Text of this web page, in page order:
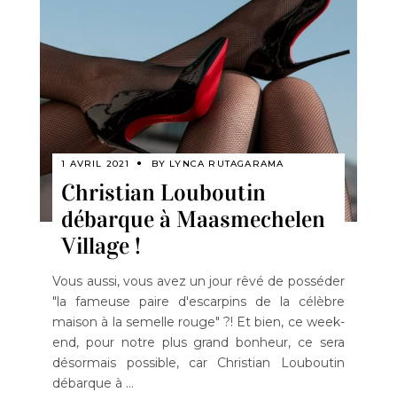
1 AVRIL 2021 BY LYNCA RUTAGARAMA
Christian Louboutin
débarque à Maasmechelen
Village !
Vous aussi, vous avez un jour rêvé de posséder
"la fameuse paire d'escarpins de la célèbre
maison à la semelle rouge" ?! Et bien, ce week-
end, pour notre plus grand bonheur, ce sera
désormais possible, car Christian Louboutin
débarque à